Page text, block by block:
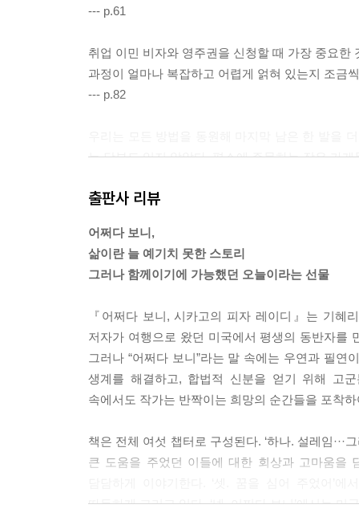
--- p.61
취업 이민 비자와 영주권을 신청할 때 가장 중요
과정이 얼마나 복잡하고 어렵게 얽혀 있는지 조금
--- p.82
는 당부도 잊지 않았다. 평소에 주문하는 작은 가
때 그 마음 그대로, 손님들을 따뜻하게 대한다. 그
운다.
--- p.106
피자 가게에서 일하면서 만난 사람들과의 교감은
친절은 오늘날 우리가 살아가는 삶의 원동력이 되
--- p.137
하늘이 내 마음을 알아준 것이 아닌지, 열심히 살
--- p.141
출판사 리뷰
어쩌다 보니,
삶이란 늘 예기치 못한 스토리
그러나 함께이기에 가능했던 오늘이라는 선물
『어쩌다 보니, 시카고의 피자 레이디』는 기혜
저자가 여행으로 왔던 미국에서 평생의 동반자를
그러나 “어쩌다 보니”라는 말 속에는 우연과 필
생계를 해결하고, 합법적 신분을 얻기 위해 고
속에서도 작가는 반짝이는 희망의 순간들을 포착
책은 전체 여섯 챕터로 구성된다. ‘하나. 설레임
큰 도움을 주었던 이들에 대한 회상과 고마움을
따듯하게 그리고 있다. ‘넷. 어쩌다 보니’에서는